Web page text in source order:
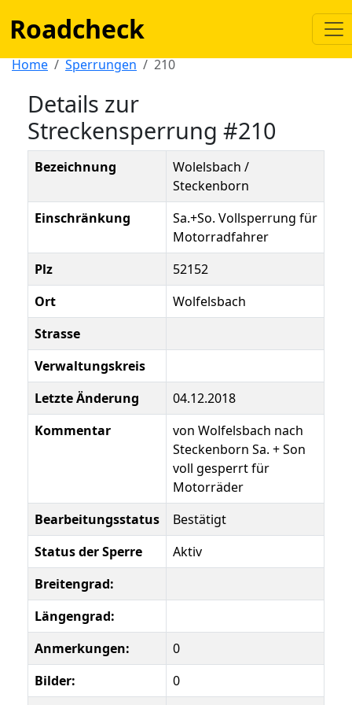
Roadcheck
Home Sperrungen 210
Details zur
Streckensperrung #210
Bezeichnung
Wolelsbach /
Steckenborn
Einschränkung
Sa.+So. Vollsperrung für
Motorradfahrer
Plz
52152
Ort
Wolfelsbach
Strasse
Verwaltungskreis
Letzte Änderung
04.12.2018
Kommentar
von Wolfelsbach nach
Steckenborn Sa. + Son
voll gesperrt für
Motorräder
Bearbeitungsstatus
Bestätigt
Status der Sperre
Aktiv
Breitengrad:
Längengrad:
Anmerkungen:
0
Bilder:
0